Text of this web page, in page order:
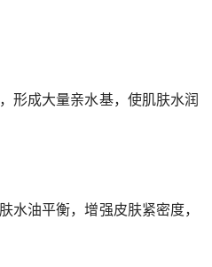
形成大量亲水基，使肌肤水润
水油平衡，增强皮肤紧密度，